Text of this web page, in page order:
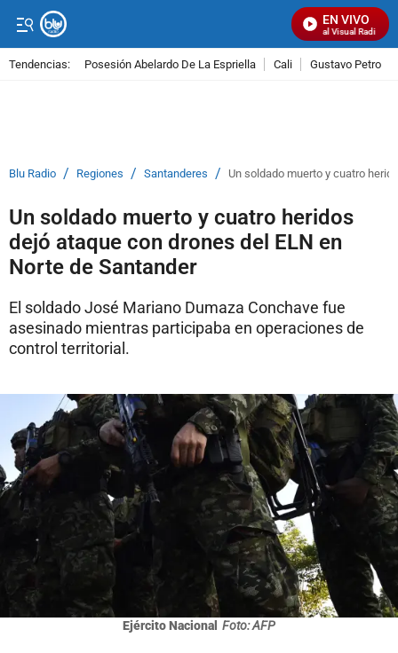
EN VIVO
Señal Visual Radio
Tendencias: Posesión Abelardo De La Espriella Cali Gustavo Petro
Blu Radio / Regiones / Santanderes / Un soldado muerto y cuatro
Un soldado muerto y cuatro heridos
dejó ataque con drones del ELN en
Norte de Santander
El soldado José Mariano Dumaza Conchave fue
asesinado mientras participaba en operaciones de
control territorial.
Ejército Nacional Foto: AFP